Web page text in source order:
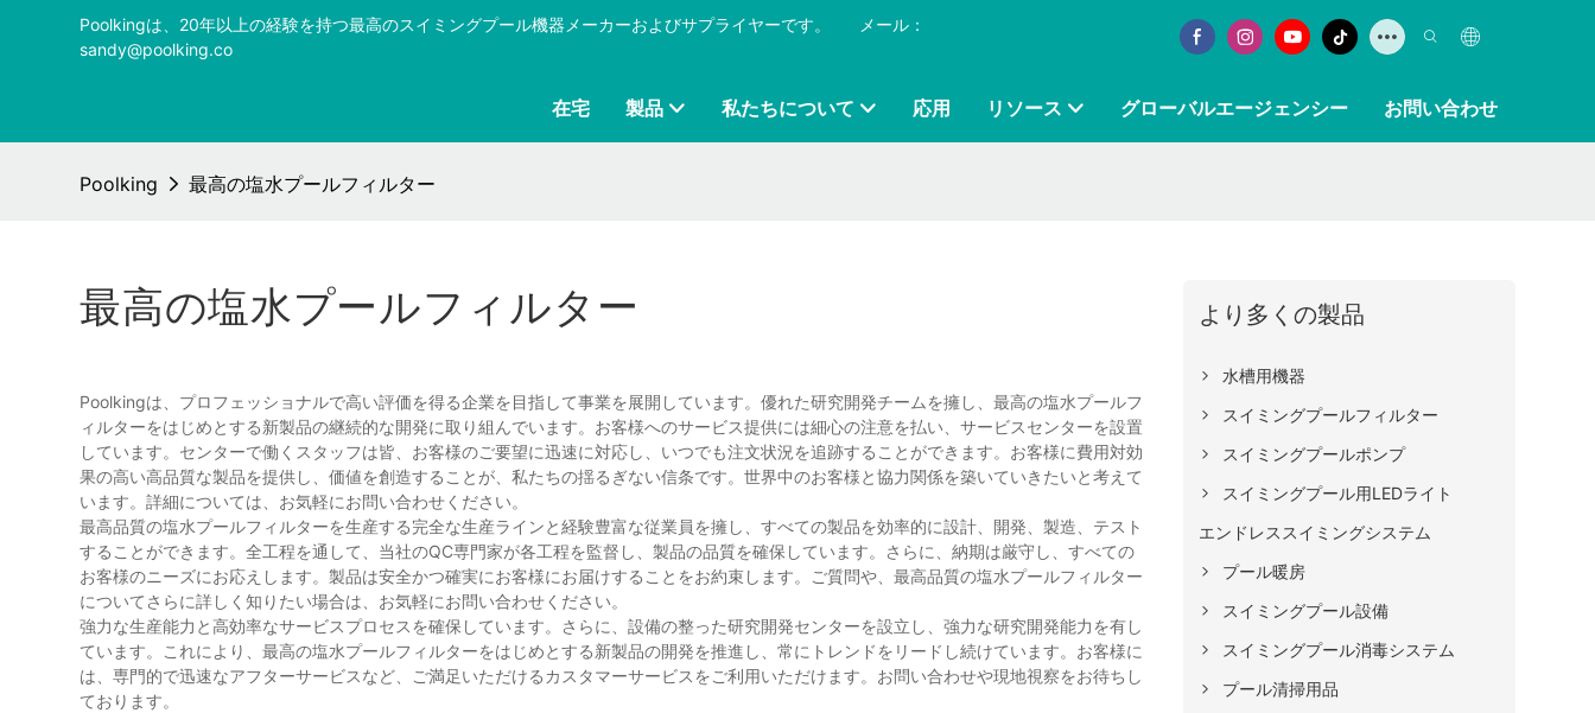
Poolkingは、20年以上の経験を持つ最高のスイミングプール機器メーカーおよびサプライヤーです。
メール：
sandy@poolking.co
在宅 製品 私たちについて 応用 リソース グローバルエージェンシー お問い合わせ
Poolking 最高の塩水プールフィルター
最高の塩水プールフィルター
Poolkingは、プロフェッショナルで高い評価を得る企業を目指して事業を展開しています。優れた研究開発チームを擁し、最高の塩水プールフ
ィルターをはじめとする新製品の継続的な開発に取り組んでいます。お客様へのサービス提供には細心の注意を払い、サービスセンターを設置
しています。センターで働くスタッフは皆、お客様のご要望に迅速に対応し、いつでも注文状況を追跡することができます。お客様に費用対効
果の高い高品質な製品を提供し、価値を創造することが、私たちの揺るぎない信条です。世界中のお客様と協力関係を築いていきたいと考えて
います。詳細については、お気軽にお問い合わせください。
最高品質の塩水プールフィルターを生産する完全な生産ラインと経験豊富な従業員を擁し、すべての製品を効率的に設計、開発、製造、テスト
することができます。全工程を通して、当社のQC専門家が各工程を監督し、製品の品質を確保しています。さらに、納期は厳守し、すべての
お客様のニーズにお応えします。製品は安全かつ確実にお客様にお届けすることをお約束します。ご質問や、最高品質の塩水プールフィルター
についてさらに詳しく知りたい場合は、お気軽にお問い合わせください。
強力な生産能力と高効率なサービスプロセスを確保しています。さらに、設備の整った研究開発センターを設立し、強力な研究開発能力を有し
ています。これにより、最高の塩水プールフィルターをはじめとする新製品の開発を推進し、常にトレンドをリードし続けています。お客様に
は、専門的で迅速なアフターサービスなど、ご満足いただけるカスタマーサービスをご利用いただけます。お問い合わせや現地視察をお待ちし
ております。
より多くの製品
水槽用機器
スイミングプールフィルター
スイミングプールポンプ
スイミングプール用LEDライト
エンドレススイミングシステム
プール暖房
スイミングプール設備
スイミングプール消毒システム
プール清掃用品